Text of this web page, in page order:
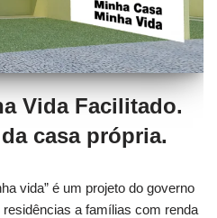
Vida Facilitado.
casa própria.
vida” é um projeto do governo
a famílias com renda